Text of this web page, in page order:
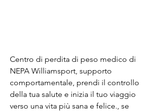
Centro di perdita di peso medico di
NEPA Williamsport, supporto
comportamentale, prendi il controllo
della tua salute e inizia il tuo viaggio
verso una vita più sana e felice., se